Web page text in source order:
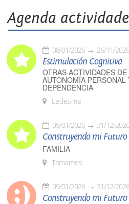
Agenda
08/01/2026 26/11/2026
Estimulación Cognitiva
OTRAS ACTIVIDADES
AUTONOMÍA
DEPENDENCIA
Ledesma
09/01/2026 31/12/2026
Construyendo mi Futuro
FAMILIA
Tamames
09/01/2026 31/12/2026
Construyendo mi Futuro